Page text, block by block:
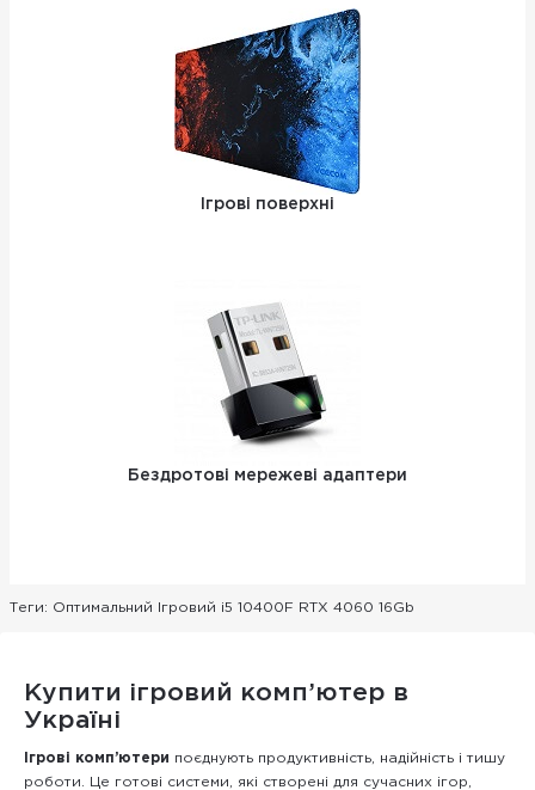
Ігрові поверхні
Бездротові мережеві адаптери
Теги: Оптимальний Ігровий i5 10400F RTX 4060 16Gb
Купити ігровий комп’ютер в
Україні
Ігрові комп’ютери поєднують продуктивність, надійність і тишу
роботи. Це готові системи, які створені для сучасних ігор,